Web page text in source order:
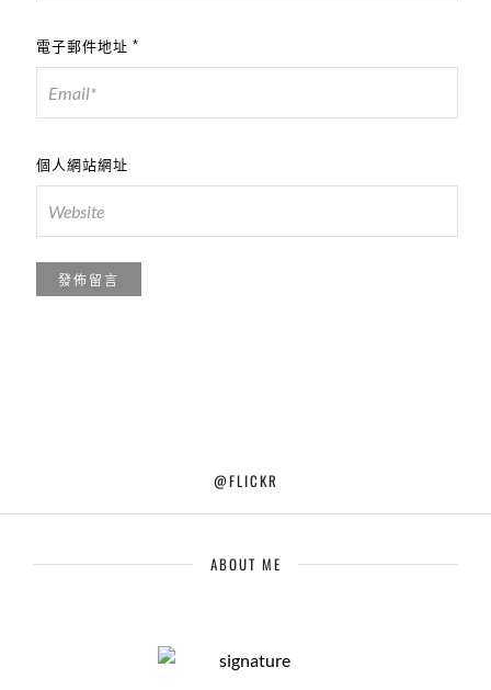
電子郵件地址 *
個人網站網址
@FLICKR
ABOUT ME